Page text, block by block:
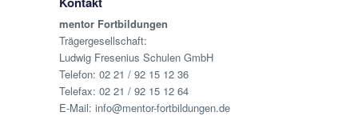
mentor Fortbildungen
Trägergesellschaft:
Ludwig Fresenius Schulen GmbH
Telefon: 02 21 / 92 15 12 36
Telefax: 02 21 / 92 15 12 64
E-Mail: info@mentor-fortbildungen.de